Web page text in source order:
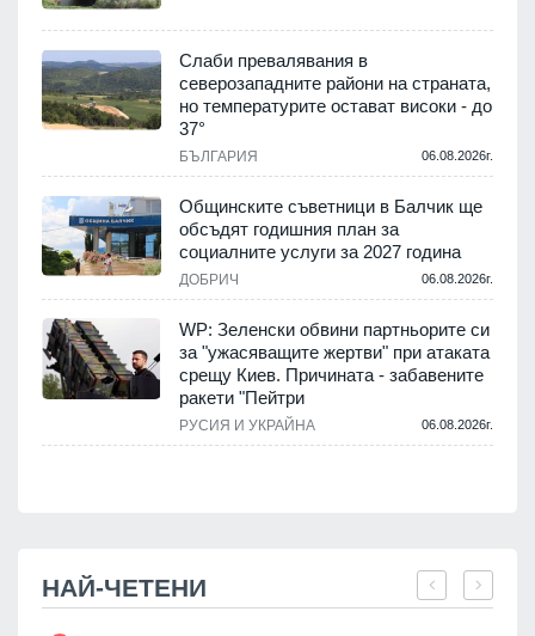
Слаби превалявания в
северозападните райони на страната,
но температурите остават високи - до
37°
БЪЛГАРИЯ 06.08.2026г.
Общинските съветници в Балчик ще
обсъдят годишния план за
социалните услуги за 2027 година
ДОБРИЧ 06.08.2026г.
WP: Зеленски обвини партньорите си
за "ужасяващите жертви" при атаката
срещу Киев. Причината - забавените
ракети "Пейтри
РУСИЯ И УКРАЙНА 06.08.2026г.
НАЙ-ЧЕТЕНИ